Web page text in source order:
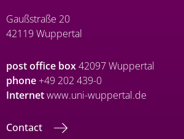
Gaußstraße 20
42119 Wuppertal
post office box42097 Wuppertal
phone+49 202 439-0
Internetwww.uni-wuppertal.de
Contact